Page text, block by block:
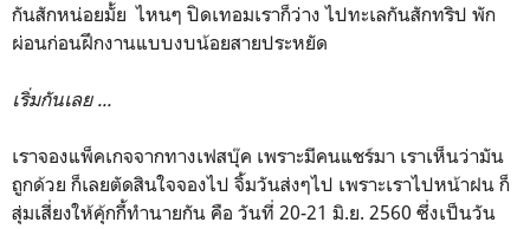
กันสักหน่อยมั้ย ไหนๆ ปิดเทอมเราก็ว่าง ไปทะเลกันสักทริป พัก
ผ่อนก่อนฝึกงานแบบงบน้อยสายประหยัด
เริ่มกันเลย ...
เราจองแพ็คเกจจากทางเฟสบุ๊ค เพราะมีคนแชร์มา เราเห็นว่ามัน
ถูกด้วย ก็เลยตัดสินใจจองไป จิ้มวันส่งๆไป เพราะเราไปหน้าฝน ก็
สุ่มเสี่ยงให้คุ้กกี้ทำนายกัน คือ วันที่ 20-21 มิ.ย. 2560 ซึ่งเป็นวัน